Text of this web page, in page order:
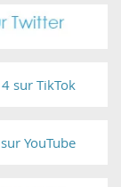
sur TikTok
YouTube